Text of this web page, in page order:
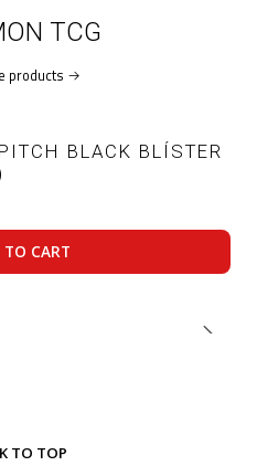
TCG
products
BLACK BLÍSTER
CART
TO TOP